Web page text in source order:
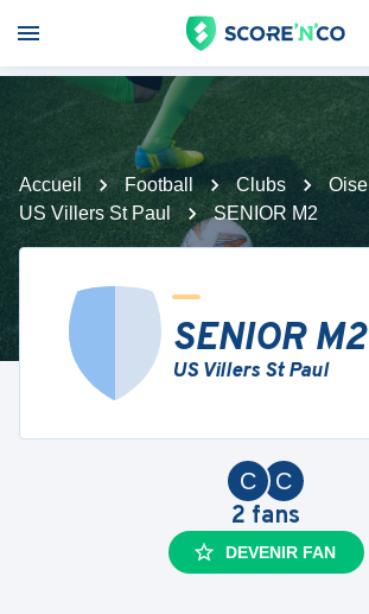
Accueil Football Clubs
Oise
US Villers St Paul
SENIOR M2
SENIOR M2
US Villers St Paul
C
C
2 fans
DEVENIR FAN